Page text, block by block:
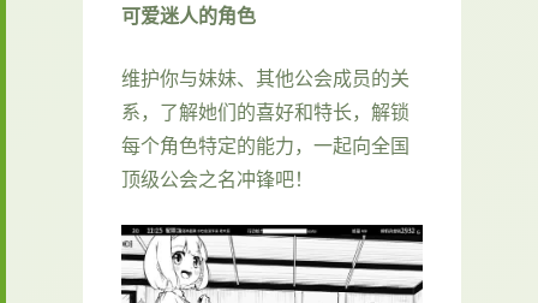
可爱迷人的角色
维护你与妹妹、其他公会成员的关
系，了解她们的喜好和特长，解锁
每个角色特定的能力，一起向全国
顶级公会之名冲锋吧！